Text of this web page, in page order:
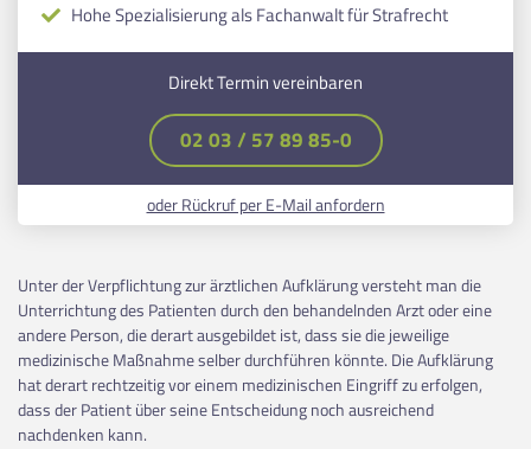
Hohe Spezialisierung als Fachanwalt für Strafrecht
Direkt Termin vereinbaren
02 03 / 57 89 85-0
oder Rückruf per E-Mail anfordern
Unter der Verpflichtung zur ärztlichen Aufklärung versteht man die
Unterrichtung des Patienten durch den behandelnden Arzt oder eine
andere Person, die derart ausgebildet ist, dass sie die jeweilige
medizinische Maßnahme selber durchführen könnte. Die Aufklärung
hat derart rechtzeitig vor einem medizinischen Eingriff zu erfolgen,
dass der Patient über seine Entscheidung noch ausreichend
nachdenken kann.